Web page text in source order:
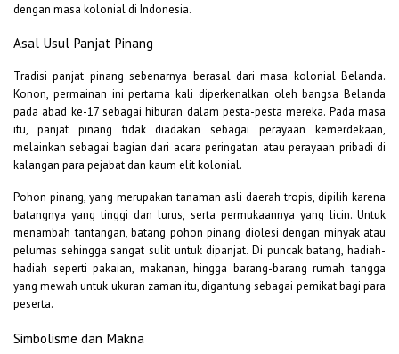
dengan masa kolonial di Indonesia.
Asal Usul Panjat Pinang
Tradisi panjat pinang sebenarnya berasal dari masa kolonial Belanda.
Konon, permainan ini pertama kali diperkenalkan oleh bangsa Belanda
pada abad ke-17 sebagai hiburan dalam pesta-pesta mereka. Pada masa
itu, panjat pinang tidak diadakan sebagai perayaan kemerdekaan,
melainkan sebagai bagian dari acara peringatan atau perayaan pribadi di
kalangan para pejabat dan kaum elit kolonial.
Pohon pinang, yang merupakan tanaman asli daerah tropis, dipilih karena
batangnya yang tinggi dan lurus, serta permukaannya yang licin. Untuk
menambah tantangan, batang pohon pinang diolesi dengan minyak atau
pelumas sehingga sangat sulit untuk dipanjat. Di puncak batang, hadiah-
hadiah seperti pakaian, makanan, hingga barang-barang rumah tangga
yang mewah untuk ukuran zaman itu, digantung sebagai pemikat bagi para
peserta.
Simbolisme dan Makna